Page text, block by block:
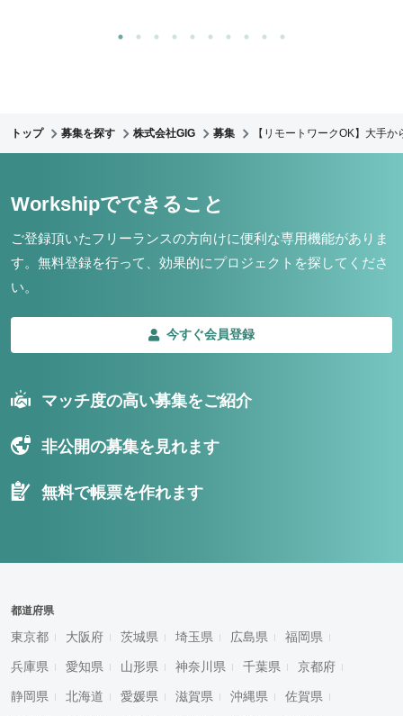
トップ 募集を探す 株式会社GIG 募集 【リモートワークOK】大手
Workshipでできること
ご登録頂いたフリーランスの方向けに便利な専用機能がありま
す。 無料登録を行って、効果的にプロジェクトを探してくださ
い。
今すぐ会員登録
マッチ度の高い募集をご紹介
非公開の募集を見れます
無料で帳票を作れます
都道府県
東京都 大阪府 茨城県 埼玉県 広島県 福岡県
兵庫県 愛知県 山形県 神奈川県 千葉県 京都府
静岡県 北海道 愛媛県 滋賀県 沖縄県 佐賀県